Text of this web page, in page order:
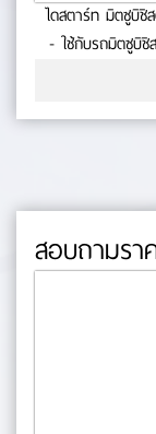
ไดสตาร์ท มิตซูบิชิ
- ใช้กับรถมิตซูบิชิ
สอบถามรา